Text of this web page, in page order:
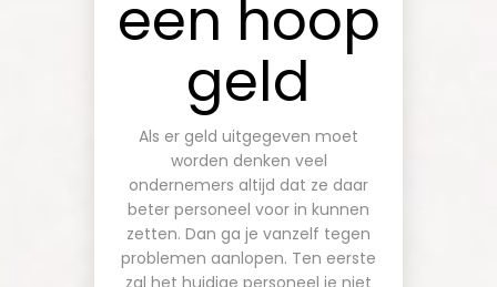
een hoop
geld
Als er geld uitgegeven moet
worden denken veel
ondernemers altijd dat ze daar
beter personeel voor in kunnen
zetten. Dan ga je vanzelf tegen
problemen aanlopen. Ten eerste